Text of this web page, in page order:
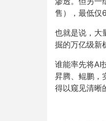
售），最低仅
也就是说，大
掘的万亿级新
谁能率先将AI
昇腾、鲲鹏，
得以窥见清晰